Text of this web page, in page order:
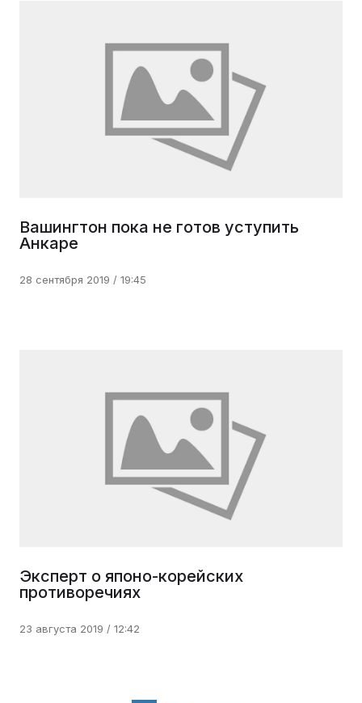
Вашингтон пока не готов уступить
Анкаре
28 сентября 2019 / 19:45
Эксперт о японо-корейских
противоречиях
23 августа 2019 / 12:42